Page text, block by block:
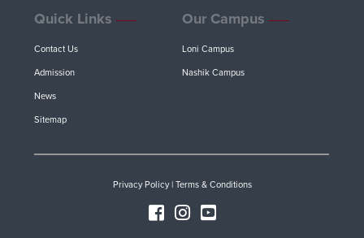
Quick Links
Contact Us
Admission
News
Sitemap
Our Campus
Loni Campus
Nashik Campus
Privacy Policy| Terms & Conditions